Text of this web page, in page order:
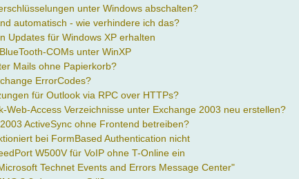
unter Windows abschalten?
automatisch - wie verhindere ich das?
Updates für Windows XP erhalten
COMs unter WinXP
Mails ohne Papierkorb?
ErrorCodes?
für Outlook via RPC over HTTPs?
Web-Access Verzeichnisse unter Exchange 2003 neu erstellen?
ActiveSync ohne Frontend betreiben?
bei FormBased Authentication nicht
W500V für VoIP ohne T-Online ein
Technet Events and Errors Message Center"